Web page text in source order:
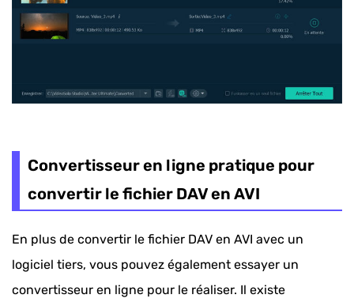
Convertisseur en ligne pratique pour
convertir le fichier DAV en AVI
En plus de convertir le fichier DAV en AVI avec un
logiciel tiers, vous pouvez également essayer un
convertisseur en ligne pour le réaliser. Il existe